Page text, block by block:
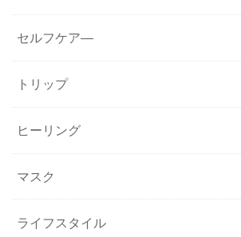
セルフケア―
トリップ
ヒーリング
マスク
ライフスタイル